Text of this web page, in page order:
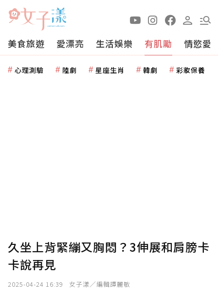
美食旅遊 愛漂亮 生活娛樂 有肌勵 情慾愛
心理測驗 陸劇 星座生肖 韓劇 彩妝保養
久坐上背緊繃又胸悶？3伸展和肩膀卡
卡說再見
2025-04-24 16:39 女子漾／編輯譚麗敏